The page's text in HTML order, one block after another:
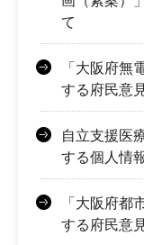
て
「大阪府無
する府民意
自立支援医
する個人情
「大阪府都
する府民意